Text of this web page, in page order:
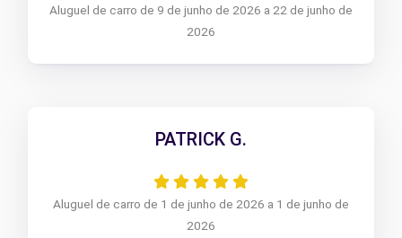
Aluguel de carro de 9 de junho de 2026 a 22 de junho de
2026
PATRICK G.
Aluguel de carro de 1 de junho de 2026 a 1 de junho de
2026